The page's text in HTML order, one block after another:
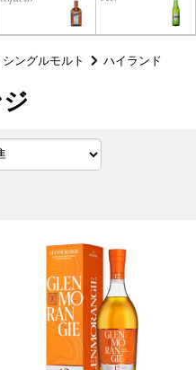
シングルモルト ハイランド